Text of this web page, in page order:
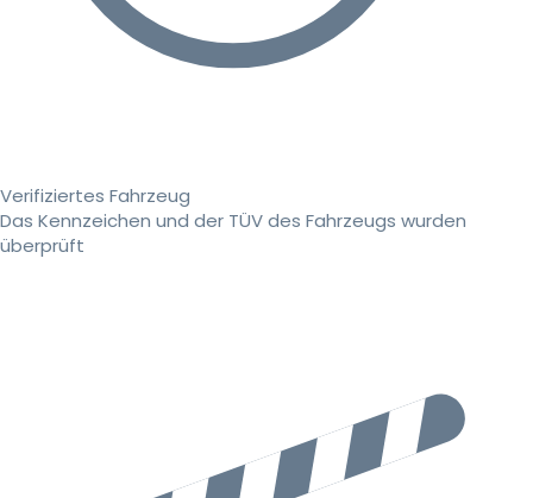
Verifiziertes Fahrzeug
Das Kennzeichen und der TÜV des Fahrzeugs wurden
überprüft